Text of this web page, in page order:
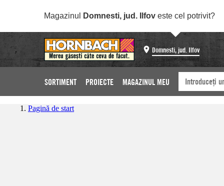
Magazinul Domnesti, jud. Ilfov este cel potrivit?
Domnesti, jud. Ilfov
SORTIMENT PROIECTE MAGAZINUL MEU
Pagină de start